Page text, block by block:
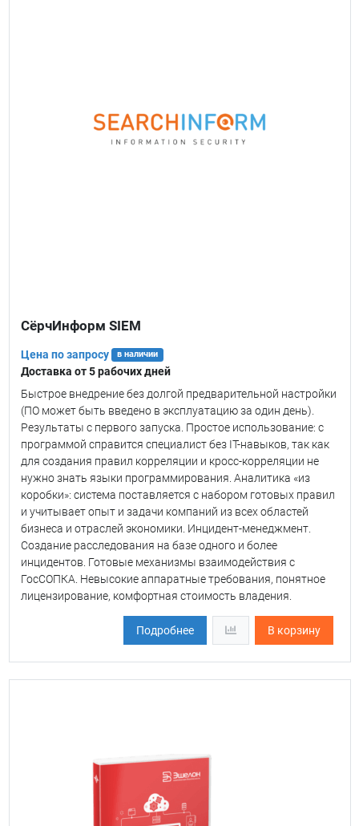
СёрчИнформ SIEM
Цена по запросу в наличии
Доставка от 5 рабочих дней
Быстрое внедрение без долгой предварительной настройки
(ПО может быть введено в эксплуатацию за один день).
Результаты с первого запуска. Простое использование: с
программой справится специалист без IT-навыков, так как
для создания правил корреляции и кросс-корреляции не
нужно знать языки программирования. Аналитика «из
коробки»: система поставляется с набором готовых правил
и учитывает опыт и задачи компаний из всех областей
бизнеса и отраслей экономики. Инцидент-менеджмент.
Создание расследования на базе одного и более
инцидентов. Готовые механизмы взаимодействия с
ГосСОПКА. Невысокие аппаратные требования, понятное
лицензирование, комфортная стоимость владения.
Подробнее В корзину